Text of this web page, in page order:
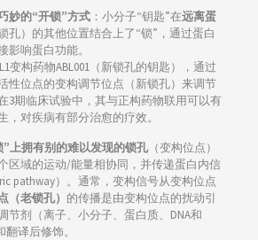
妙的“开锁”方式：小分子“钥匙”在远离蛋
孔）的其他位置结合上了“锁”，通过蛋白
影响蛋白功能。
变构药物ABL001（新锁孔的钥匙），通过
性位点的变构调节位点（新锁孔）来调节
3期临床试验中，其与正构药物联用可以有
，对疾病有部分治愈的疗效。
”上拥有别的难以发现的锁孔（变构位点）
区域的运动/能量相协同，并传递蛋白内信
pathway）。通常，变构信号从变构位点
（老锁孔） 的传播是由变构位点的扰动引
节剂（离子、小分子、蛋白质、DNA和
译后修饰。